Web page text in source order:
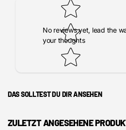
No reviews yet, lead the
your thoughts
DAS SOLLTEST DU DIR ANSEHEN
ZULETZT ANGESEHENE